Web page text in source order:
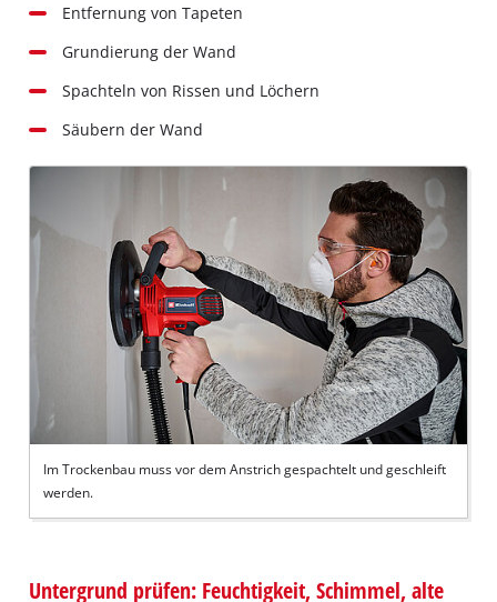
Entfernung von Tapeten
Grundierung der Wand
Spachteln von Rissen und Löchern
Säubern der Wand
Im Trockenbau muss vor dem Anstrich gespachtelt und geschleift
werden.
Untergrund prüfen: Feuchtigkeit, Schimmel, alte